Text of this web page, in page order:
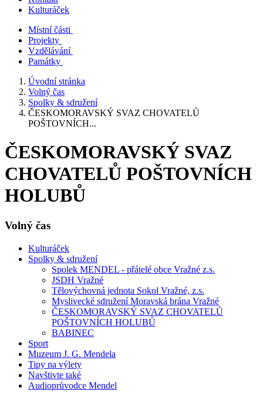
Kulturáček
Místní části
Projekty
Vzdělávání
Památky
Úvodní stránka
Volný čas
Spolky & sdružení
ČESKOMORAVSKÝ SVAZ CHOVATELŮ
POŠTOVNÍCH...
ČESKOMORAVSKÝ SVAZ
CHOVATELŮ POŠTOVNÍCH
HOLUBŮ
Volný čas
Kulturáček
Spolky & sdružení
Spolek MENDEL - přátelé obce Vražné z.s.
JSDH Vražné
Tělovýchovná jednota Sokol Vražné, z.s.
Myslivecké sdružení Moravská brána Vražné
ČESKOMORAVSKÝ SVAZ CHOVATELŮ
POŠTOVNÍCH HOLUBŮ
BABINEC
Sport
Muzeum J. G. Mendela
Tipy na výlety
Navštivte také
Audioprůvodce Mendel